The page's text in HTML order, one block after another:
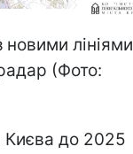
лініями
(Фото:
Києва до 2025